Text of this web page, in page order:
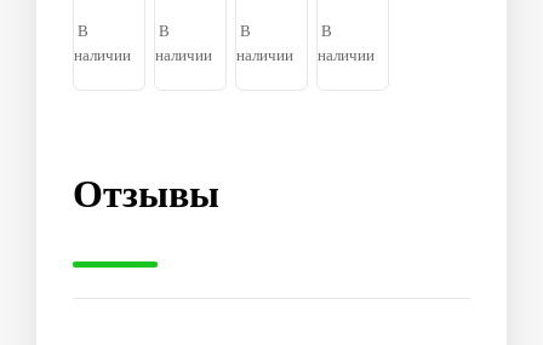
В
наличии
В
наличии
В
наличии
В
наличии
Отзывы